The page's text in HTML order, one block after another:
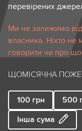
перевірених
Ми не залежимо
власника. Ніхто
говорити чи про
ЩОМІСЯЧНА
100 грн 500
Інша сума